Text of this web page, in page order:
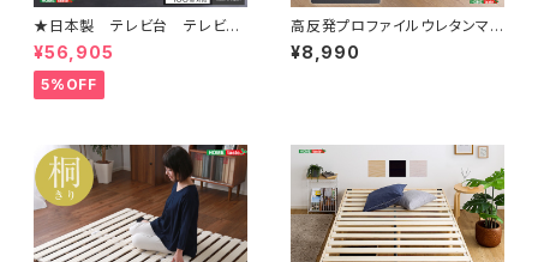
★日本製 テレビ台 テレビボ
ード 270cm幅 【BARS-バ
ース-】 SH-24-BR270
¥56,905
5%OFF
高反発プロファイルウレタンマッ
トレス【Beleza10-ベレーザ・テ
ン-】(シングル) ORM-10S
¥8,990